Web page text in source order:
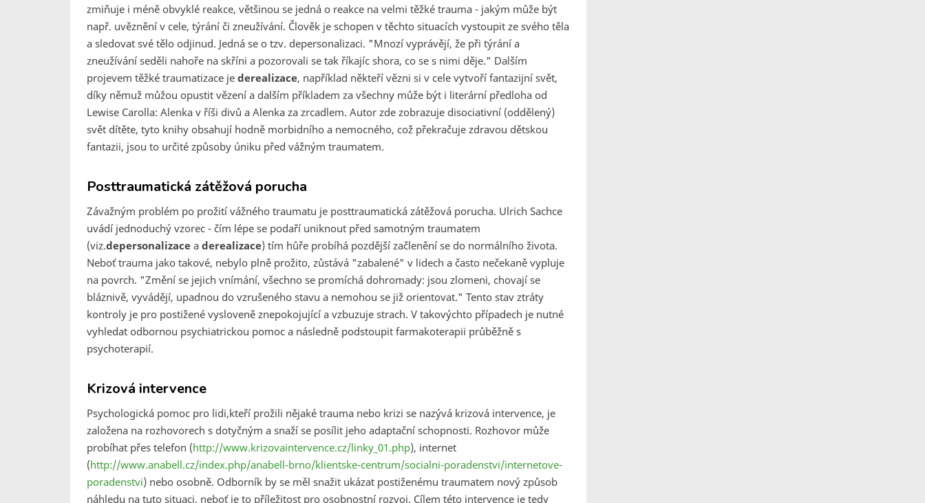
zmiňuje i méně obvyklé reakce, většinou se jedná o reakce na velmi těžké trauma - jakým může být
např. uvěznění v cele, týrání či zneužívání. Člověk je schopen v těchto situacích vystoupit ze svého těla
a sledovat své tělo odjinud. Jedná se o tzv. depersonalizaci. "Mnozí vyprávějí, že při týrání a
zneužívání seděli nahoře na skříni a pozorovali se tak říkajíc shora, co se s nimi děje." Dalším
projevem těžké traumatizace je derealizace, například někteří vězni si v cele vytvoří fantazijní svět,
díky němuž můžou opustit vězení a dalším příkladem za všechny může být i literární předloha od
Lewise Carolla: Alenka v říši divů a Alenka za zrcadlem. Autor zde zobrazuje disociativní (oddělený)
svět dítěte, tyto knihy obsahují hodně morbidního a nemocného, což překračuje zdravou dětskou
fantazii, jsou to určité způsoby úniku před vážným traumatem.
Posttraumatická zátěžová porucha
Závažným problém po prožití vážného traumatu je posttraumatická zátěžová porucha. Ulrich Sachce
uvádí jednoduchý vzorec - čím lépe se podaří uniknout před samotným traumatem
(viz.depersonalizace a derealizace) tím hůře probíhá pozdější začlenění se do normálního života.
Neboť trauma jako takové, nebylo plně prožito, zůstává "zabalené" v lidech a často nečekaně vypluje
na povrch. "Změní se jejich vnímání, všechno se promíchá dohromady: jsou zlomeni, chovají se
bláznivě, vyvádějí, upadnou do vzrušeného stavu a nemohou se již orientovat." Tento stav ztráty
kontroly je pro postižené vysloveně znepokojující a vzbuzuje strach. V takovýchto případech je nutné
vyhledat odbornou psychiatrickou pomoc a následně podstoupit farmakoterapii průběžně s
psychoterapií.
Krizová intervence
Psychologická pomoc pro lidi,kteří prožili nějaké trauma nebo krizi se nazývá krizová intervence, je
založena na rozhovorech s dotyčným a snaží se posílit jeho adaptační schopnosti. Rozhovor může
probíhat přes telefon (http://www.krizovaintervence.cz/linky_01.php), internet
(http://www.anabell.cz/index.php/anabell-brno/klientske-centrum/socialni-poradenstvi/internetove-
poradenstvi) nebo osobně. Odborník by se měl snažit ukázat postiženému traumatem nový způsob
náhledu na tuto situaci, neboť je to příležitost pro osobnostní rozvoj. Cílem této intervence je tedy